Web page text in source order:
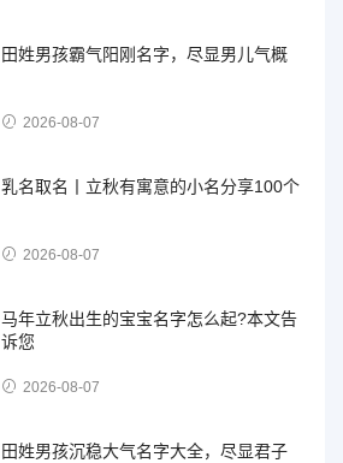
田姓男孩霸气阳刚名字，尽显男儿气概
2026-08-07
乳名取名丨立秋有寓意的小名分享100个
2026-08-07
马年立秋出生的宝宝名字怎么起?本文告
诉您
2026-08-07
田姓男孩沉稳大气名字大全，尽显君子